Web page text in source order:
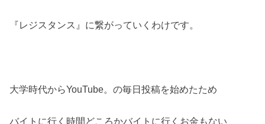
『レジスタンス』に繋がっていくわけです。
大学時代からYouTube。の毎日投稿を始めたため
バイトに行く時間どころかバイトに行くお金もない